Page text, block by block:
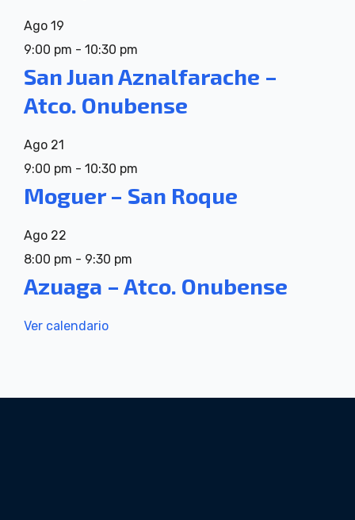
Ago 19
9:00 pm - 10:30 pm
San Juan Aznalfarache –
Atco. Onubense
Ago 21
9:00 pm - 10:30 pm
Moguer – San Roque
Ago 22
8:00 pm - 9:30 pm
Azuaga – Atco. Onubense
Ver calendario